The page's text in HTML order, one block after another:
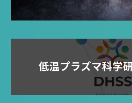
低温プラズマ科学